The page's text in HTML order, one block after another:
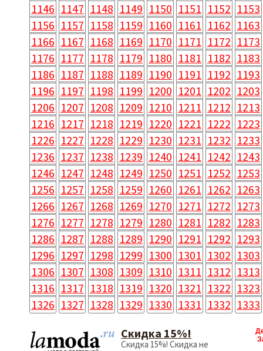
1146 1147 1148 1149 1150 1151 1152 1153
1156 1157 1158 1159 1160 1161 1162 1163
1166 1167 1168 1169 1170 1171 1172 1173
1176 1177 1178 1179 1180 1181 1182 1183
1186 1187 1188 1189 1190 1191 1192 1193
1196 1197 1198 1199 1200 1201 1202 1203
1206 1207 1208 1209 1210 1211 1212 1213
1216 1217 1218 1219 1220 1221 1222 1223
1226 1227 1228 1229 1230 1231 1232 1233
1236 1237 1238 1239 1240 1241 1242 1243
1246 1247 1248 1249 1250 1251 1252 1253
1256 1257 1258 1259 1260 1261 1262 1263
1266 1267 1268 1269 1270 1271 1272 1273
1276 1277 1278 1279 1280 1281 1282 1283
1286 1287 1288 1289 1290 1291 1292 1293
1296 1297 1298 1299 1300 1301 1302 1303
1306 1307 1308 1309 1310 1311 1312 1313
1316 1317 1318 1319 1320 1321 1322 1323
1326 1327 1328 1329 1330 1331 1332 1333
Скидка 15%!
Скидка 15%! Скидка не